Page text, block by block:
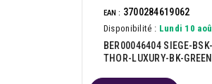
EAN : 3700284619062
Disponibilité : Lundi 10
BER00046404 SIEGE-BSK-
THOR-LUXURY-BK-GREEN